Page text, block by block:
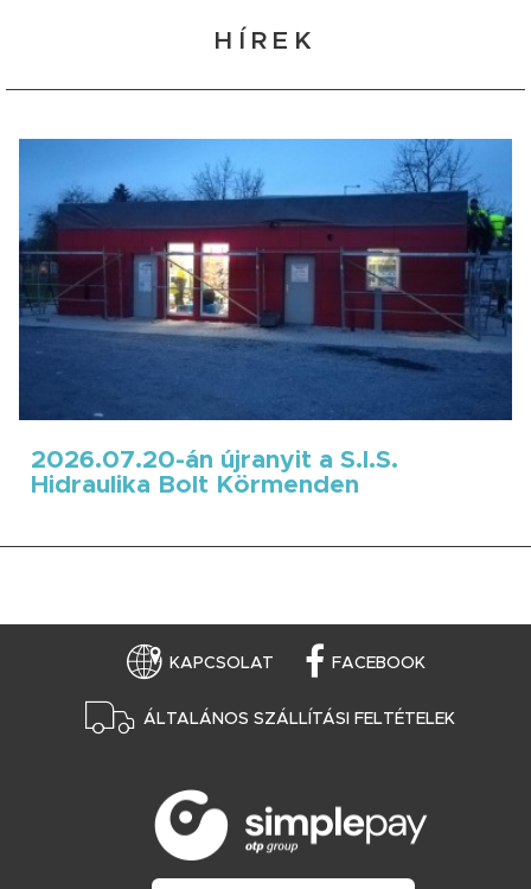
HÍREK
2026.07.20-án újranyit a S.I.S.
Hidraulika Bolt Körmenden
KAPCSOLAT FACEBOOK
ÁLTALÁNOS SZÁLLÍTÁSI FELTÉTELEK